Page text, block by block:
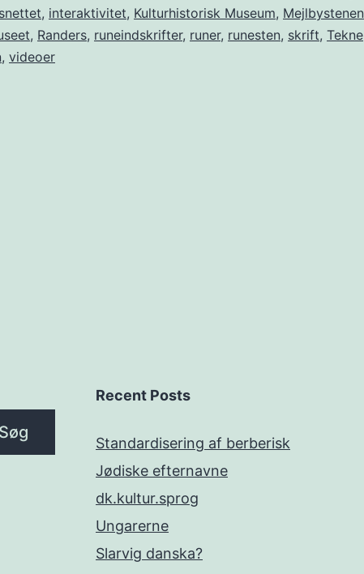
, interaktivitet, Kulturhistorisk Museum, Mejlbystenen
, Randers, runeindskrifter, runer, runesten, skrift, Tekne
, videoer
Recent Posts
Standardisering af berberisk
Jødiske efternavne
dk.kultur.sprog
Ungarerne
Slarvig danska?